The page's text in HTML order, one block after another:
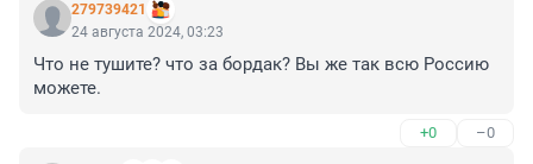
279739421
24 августа 2024, 03:23
Что не тушите? что за бордак? Вы же так всю Россию
можете.
+0 –0